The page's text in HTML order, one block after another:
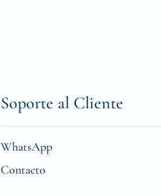
Soporte al Cliente
WhatsApp
Contacto